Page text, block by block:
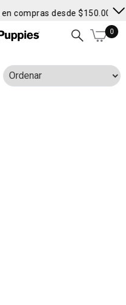
compras desde $150.000
0